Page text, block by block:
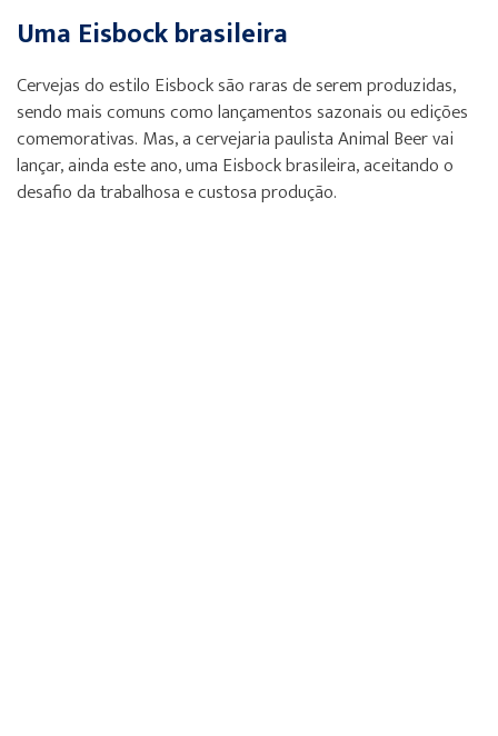
Uma Eisbock brasileira
Cervejas do estilo Eisbock são raras de serem produzidas,
sendo mais comuns como lançamentos sazonais ou edições
comemorativas. Mas, a cervejaria paulista Animal Beer vai
lançar, ainda este ano, uma Eisbock brasileira, aceitando o
desafio da trabalhosa e custosa produção.